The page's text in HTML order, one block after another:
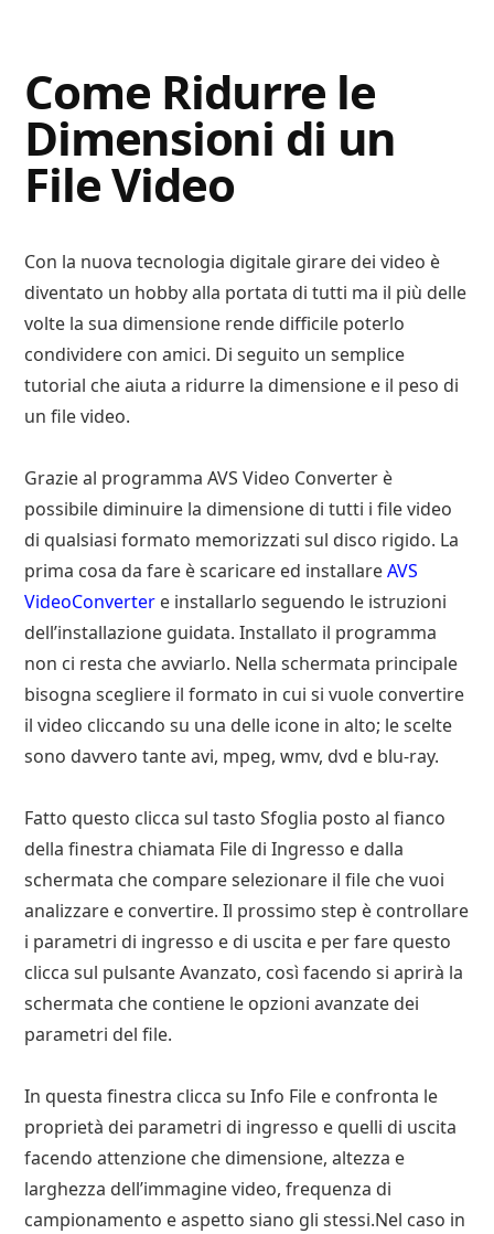
Advisory
Come Ridurre le
Dimensioni di un
File Video
Con la nuova tecnologia digitale girare dei video è
diventato un hobby alla portata di tutti ma il più delle
volte la sua dimensione rende difficile poterlo
condividere con amici. Di seguito un semplice
tutorial che aiuta a ridurre la dimensione e il peso di
un file video.
Grazie al programma AVS Video Converter è
possibile diminuire la dimensione di tutti i file video
di qualsiasi formato memorizzati sul disco rigido. La
prima cosa da fare è scaricare ed installareAVS
VideoConverter e installarlo seguendo le istruzioni
dell’installazione guidata. Installato il programma
non ci resta che avviarlo. Nella schermata principale
bisogna scegliere il formato in cui si vuole convertire
il video cliccando su una delle icone in alto; le scelte
sono davvero tante avi, mpeg, wmv, dvd e blu-ray.
Fatto questo clicca sul tasto Sfoglia posto al fianco
della finestra chiamata File di Ingresso e dalla
schermata che compare selezionare il file che vuoi
analizzare e convertire. Il prossimo step è controllare
i parametri di ingresso e di uscita e per fare questo
clicca sul pulsante Avanzato, così facendo si aprirà la
schermata che contiene le opzioni avanzate dei
parametri del file.
In questa finestra clicca su Info File e confronta le
proprietà dei parametri di ingresso e quelli di uscita
facendo attenzione che dimensione, altezza e
larghezza dell’immagine video, frequenza di
campionamento e aspetto siano gli stessi.Nel caso in